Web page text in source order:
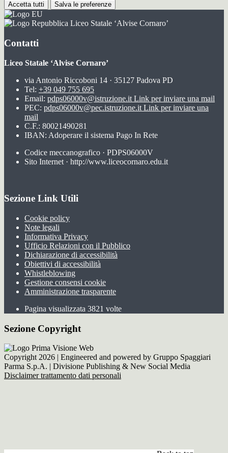
Accetta tutti Salva le preferenze
Liceo Statale ‘Alvise Cornaro’
Contatti
Liceo Statale ‘Alvise Cornaro’
via Antonio Riccoboni 14 · 35127 Padova PD
Tel: +39 049 755 695
Email: pdps06000v@istruzione.it Link per inviare una mail
PEC: pdps06000v@pec.istruzione.it Link per inviare una
mail
C.F.: 80021490281
IBAN: Adoperare il sistema Pago In Rete
Codice meccanografico · PDPS06000V
Sito Internet · http://www.liceocornaro.edu.it
Sezione Link Utili
Cookie policy
Note legali
Informativa Privacy
Ufficio Relazioni con il Pubblico
Dichiarazione di accessibilità
Obiettivi di accessibilità
Whistleblowing
Gestione consensi cookie
Amministrazione trasparente
Pagina visualizzata 3821 volte
Sezione Copyright
Copyright 2026 | Engineered and powered by Gruppo Spaggiari
Parma S.p.A. | Divisione Publishing & New Social Media
Disclaimer trattamento dati personali